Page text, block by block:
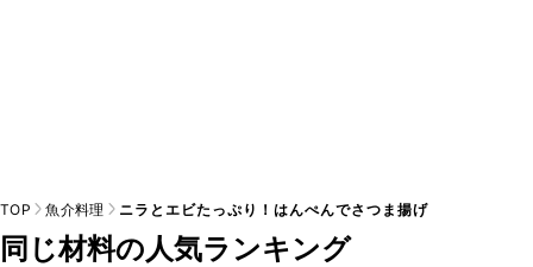
TOP 魚介料理 ニラとエビたっぷり！はんぺんでさつま揚げ
同じ材料の人気ランキング